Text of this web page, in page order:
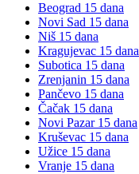
Beograd 15 dana
Novi Sad 15 dana
Niš 15 dana
Kragujevac 15 dana
Subotica 15 dana
Zrenjanin 15 dana
Pančevo 15 dana
Čačak 15 dana
Novi Pazar15 dana
Kruševac 15 dana
Užice 15 dana
Vranje 15 dana